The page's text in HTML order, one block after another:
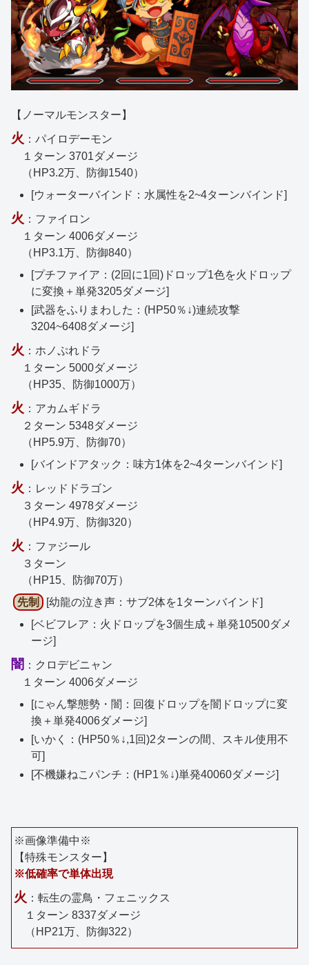
【ノーマルモンスター】
火 ：パイロデーモン
１ターン 3701ダメージ
（HP3.2万、防御1540）
[ウォーターバインド：水属性を2~4ターンバインド]
火 ：ファイロン
１ターン 4006ダメージ
（HP3.1万、防御840）
[プチファイア：(2回に1回)ドロップ1色を火ドロップ
に変換＋単発3205ダメージ]
[武器をふりまわした：(HP50％↓)連続攻撃
3204~6408ダメージ]
火 ：ホノぷれドラ
１ターン 5000ダメージ
（HP35、防御1000万）
火 ：アカムギドラ
２ターン 5348ダメージ
（HP5.9万、防御70）
[バインドアタック：味方1体を2~4ターンバインド]
火 ：レッドドラゴン
３ターン 4978ダメージ
（HP4.9万、防御320）
火 ：ファジール
３ターン
（HP15、防御70万）
先制
[幼龍の泣き声：サブ2体を1ターンバインド]
[ベビフレア：火ドロップを3個生成＋単発10500ダメ
ージ]
闇 ：クロデビニャン
１ターン 4006ダメージ
[にゃん撃態勢・闇：回復ドロップを闇ドロップに変
換＋単発4006ダメージ]
[いかく：(HP50％↓,1回)2ターンの間、スキル使用不
可]
[不機嫌ねこパンチ：(HP1％↓)単発40060ダメージ]
※画像準備中※
【特殊モンスター】
※低確率で単体出現
火 ：転生の霊鳥・フェニックス
１ターン 8337ダメージ
（HP21万、防御322）